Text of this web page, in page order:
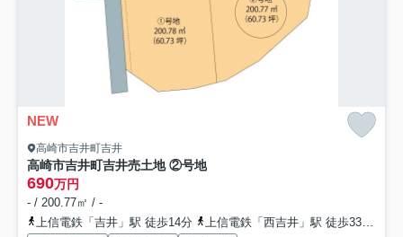
NEW
高崎市吉井町吉井
高崎市吉井町吉井売土地 ②号地
690万円
- / 200.77㎡ / -
上信電鉄「吉井」駅 徒歩14分
上信電鉄「西吉井」駅 徒歩33分